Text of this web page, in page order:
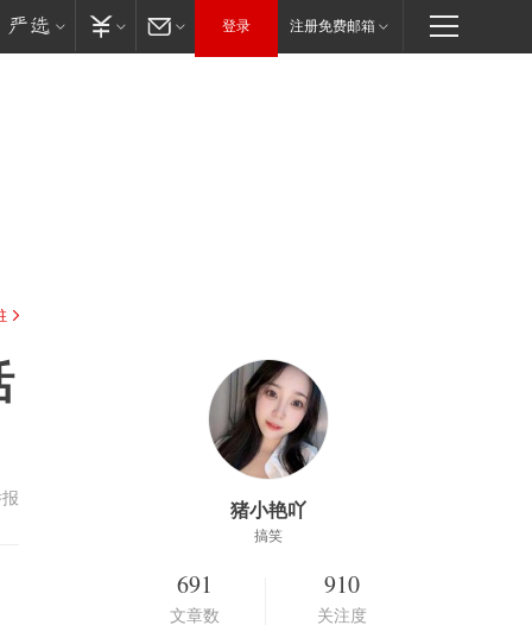
登录 注册免费邮箱
猪小艳吖
搞笑
691
文章数
910
关注度